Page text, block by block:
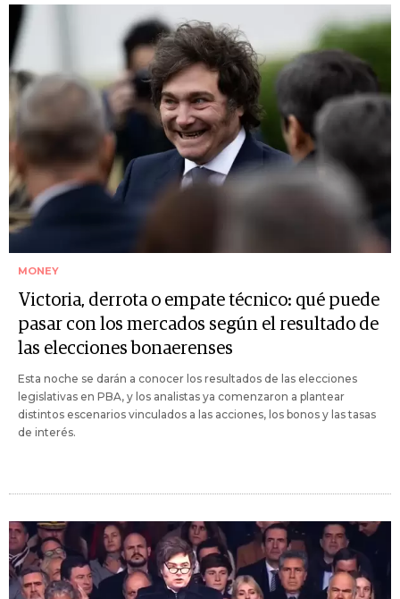
MONEY
Victoria, derrota o empate técnico: qué puede
pasar con los mercados según el resultado de
las elecciones bonaerenses
Esta noche se darán a conocer los resultados de las elecciones
legislativas en PBA, y los analistas ya comenzaron a plantear
distintos escenarios vinculados a las acciones, los bonos y las tasas
de interés.